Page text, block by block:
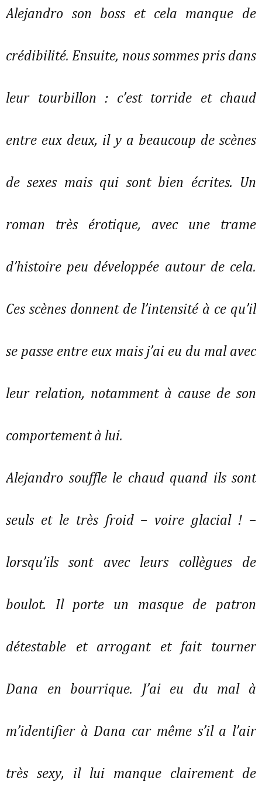
Alejandro son boss et cela manque de
crédibilité. Ensuite, nous sommes pris dans
leur tourbillon : c’est torride et chaud
entre eux deux, il y a beaucoup de scènes
de sexes mais qui sont bien écrites. Un
roman très érotique, avec une trame
d’histoire peu développée autour de cela.
Ces scènes donnent de l’intensité à ce qu’il
se passe entre eux mais j’ai eu du mal avec
leur relation, notamment à cause de son
comportement à lui.
Alejandro souffle le chaud quand ils sont
seuls et le très froid – voire glacial ! –
lorsqu’ils sont avec leurs collègues de
boulot. Il porte un masque de patron
détestable et arrogant et fait tourner
Dana en bourrique. J’ai eu du mal à
m’identifier à Dana car même s’il a l’air
très sexy, il lui manque clairement de